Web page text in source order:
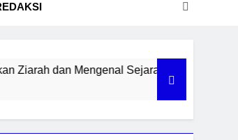
Mengenal Sejarah Perjalanan Syekh